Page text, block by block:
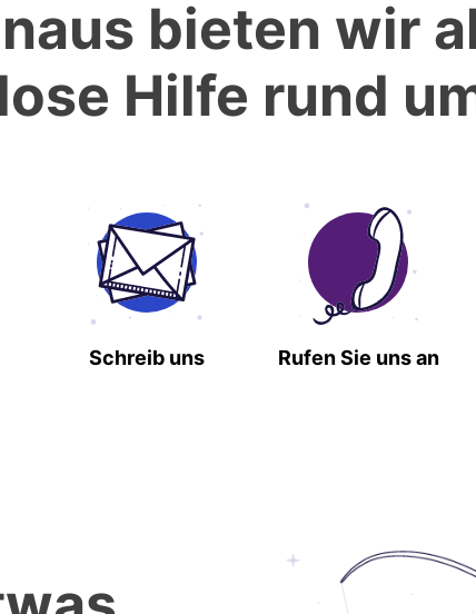
bieten wir
Hilfe rund
Schreib uns Rufen Sie uns an